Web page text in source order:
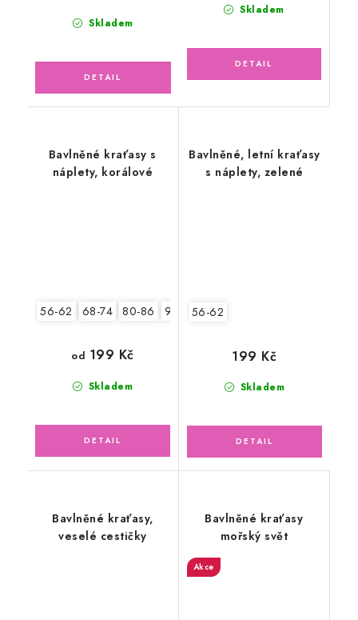
Skladem
Skladem
Bavlněné kraťasy s
náplety, korálové
56-62 68-74 80-86 92-98
Skladem
od 199 Kč
Bavlněné, letní kraťasy
s náplety, zelené
56-62
Skladem
199 Kč
Bavlněné kraťasy,
veselé cestičky
Bavlněné kraťasy
mořský svět
Akce